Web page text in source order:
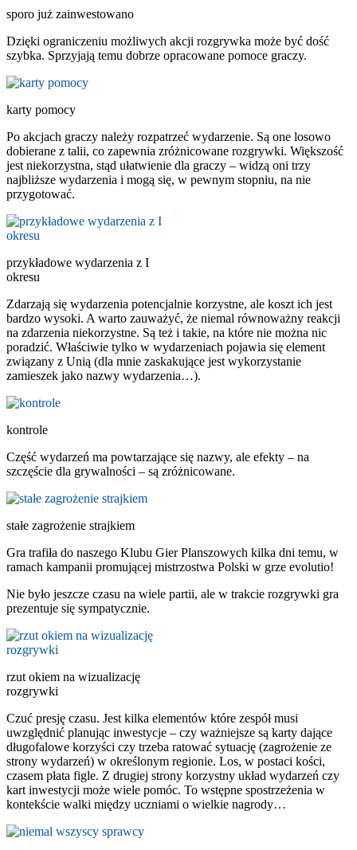
sporo już zainwestowano
Dzięki ograniczeniu możliwych akcji rozgrywka może być dość
szybka. Sprzyjają temu dobrze opracowane pomoce graczy.
karty pomocy
Po akcjach graczy należy rozpatrzeć wydarzenie. Są one losowo
dobierane z talii, co zapewnia zróżnicowane rozgrywki. Większość
jest niekorzystna, stąd ułatwienie dla graczy – widzą oni trzy
najbliższe wydarzenia i mogą się, w pewnym stopniu, na nie
przygotować.
przykładowe wydarzenia z I
okresu
Zdarzają się wydarzenia potencjalnie korzystne, ale koszt ich jest
bardzo wysoki. A warto zauważyć, że niemal równoważny reakcji
na zdarzenia niekorzystne. Są też i takie, na które nie można nic
poradzić. Właściwie tylko w wydarzeniach pojawia się element
związany z Unią (dla mnie zaskakujące jest wykorzystanie
zamieszek jako nazwy wydarzenia…).
kontrole
Część wydarzeń ma powtarzające się nazwy, ale efekty – na
szczęście dla grywalności – są zróżnicowane.
stałe zagrożenie strajkiem
Gra trafiła do naszego Klubu Gier Planszowych kilka dni temu, w
ramach kampanii promującej mistrzostwa Polski w grze evolutio!
Nie było jeszcze czasu na wiele partii, ale w trakcie rozgrywki gra
prezentuje się sympatycznie.
rzut okiem na wizualizację
rozgrywki
Czuć presję czasu. Jest kilka elementów które zespół musi
uwzględnić planując inwestycje – czy ważniejsze są karty dające
długofalowe korzyści czy trzeba ratować sytuację (zagrożenie ze
strony wydarzeń) w określonym regionie. Los, w postaci kości,
czasem płata figle. Z drugiej strony korzystny układ wydarzeń czy
kart inwestycji może wiele pomóc. To wstępne spostrzeżenia w
kontekście walki między uczniami o wielkie nagrody…